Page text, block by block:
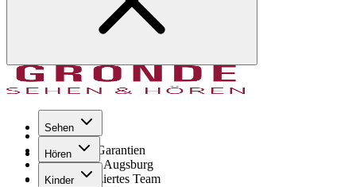
Sehen
Hören
Kinder
Seit 1971
GRONDE Garantien
8× im Raum Augsburg
Hochqualifiziertes Team